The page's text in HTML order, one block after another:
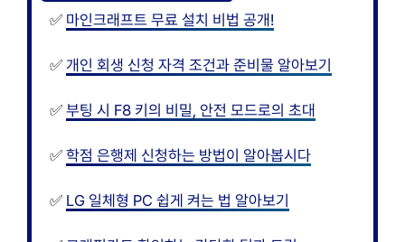
✅ 마인크래프트 무료 설치 비법 공개!
✅ 개인 회생 신청 자격 조건과 준비물 알아보기
✅ 부팅 시 F8 키의 비밀, 안전 모드로의 초대
✅ 학점 은행제 신청하는 방법이 알아봅시다
✅ LG 일체형 PC 쉽게 켜는 법 알아보기